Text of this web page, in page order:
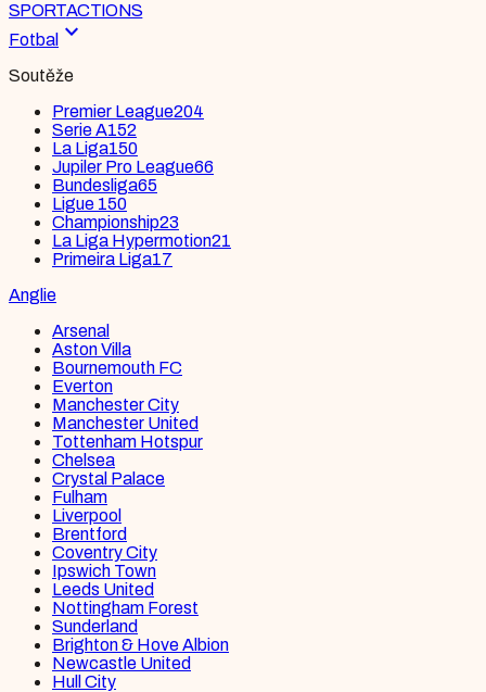
SPORTACTIONS
Fotbal expand_more
Soutěže
Premier League204
Serie A152
La Liga150
Jupiler Pro League66
Bundesliga65
Ligue 150
Championship23
La Liga Hypermotion21
Primeira Liga17
Anglie
Arsenal
Aston Villa
Bournemouth FC
Everton
Manchester City
Manchester United
Tottenham Hotspur
Chelsea
Crystal Palace
Fulham
Liverpool
Brentford
Coventry City
Ipswich Town
Leeds United
Nottingham Forest
Sunderland
Brighton & Hove Albion
Newcastle United
Hull City